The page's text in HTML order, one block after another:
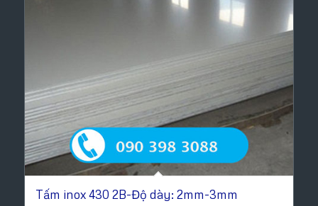
Tấm inox 430 2B-Độ dày: 2mm-3mm